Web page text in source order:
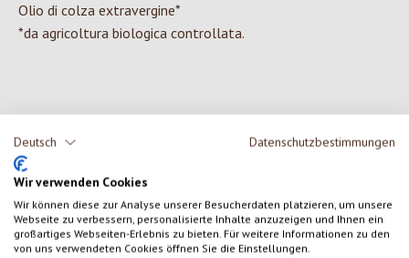
Deutsch Datenschutzbestimmungen
Wir verwenden Cookies
Wir können diese zur Analyse unserer Besucherdaten platzieren, um unsere
Webseite zu verbessern, personalisierte Inhalte anzuzeigen und Ihnen ein
großartiges Webseiten-Erlebnis zu bieten. Für weitere Informationen zu den
von uns verwendeten Cookies öffnen Sie die Einstellungen.
Olio di colza extravergine*
*da agricoltura biologica controllata.
Valutazione media di 0 su 5 stelle
Formula una valutazione!
Condividi le tue esperienze con il prodotto con altri clienti.